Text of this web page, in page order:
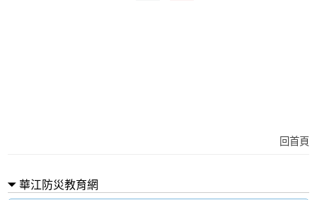
回首頁
華江防災教育網